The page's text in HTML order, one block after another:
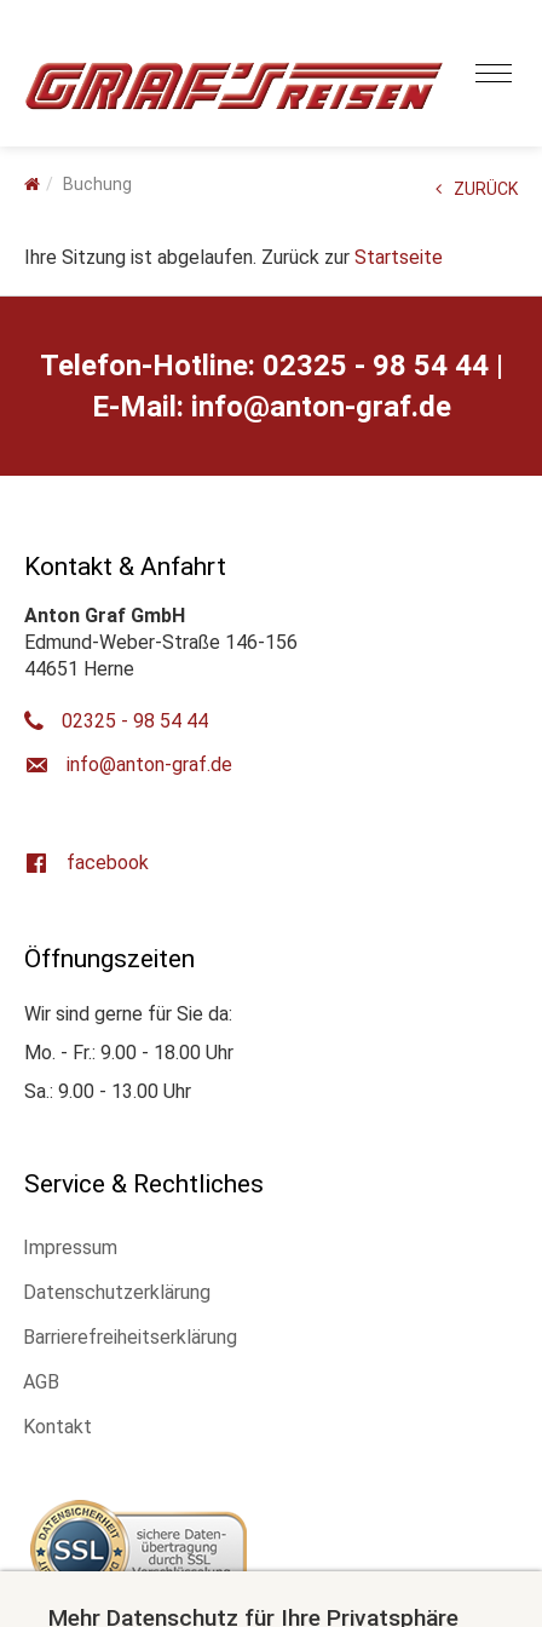
Buchung ZURÜCK
Ihre Sitzung ist abgelaufen. Zurück zur Startseite
Telefon-Hotline: 02325 - 98 54 44 |
E-Mail: ed.farg-notna@ofni
Kontakt & Anfahrt
Anton Graf GmbH
Edmund-Weber-Straße 146-156
44651 Herne
02325 - 98 54 44
ed.farg-notna@ofni
facebook
Öffnungszeiten
Wir sind gerne für Sie da:
Mo. - Fr.: 9.00 - 18.00 Uhr
Sa.: 9.00 - 13.00 Uhr
Service & Rechtliches
Impressum
Datenschutzerklärung
Barrierefreiheitserklärung
AGB
Kontakt
Mehr Datenschutz für Ihre Privatsphäre